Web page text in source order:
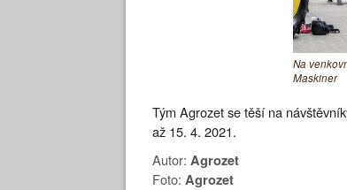
Na
Maskiner
Tým Agrozet se těší na
až 15. 4. 2021.
Autor: Agrozet
Foto: Agrozet